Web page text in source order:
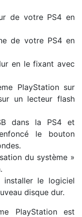
de votre PS4 en
de votre PS4 en
en le fixant avec
PlayStation sur
un lecteur flash
dans la PS4 et
le bouton
du système »
installer le logiciel
disque dur.
PlayStation est